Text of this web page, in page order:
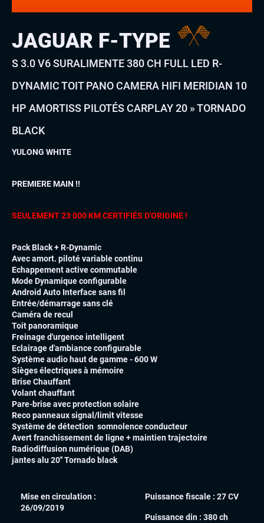
JAGUAR F-TYPE
S 3.0 V6 SURALIMENTE 380 CH FULL LED R-
DYNAMIC TOIT PANO CAMERA HIFI MERIDIAN 10
HP AMORTISS PILOTÉS CARPLAY 20 » TORNADO
BLACK
YULONG WHITE
PREMIERE MAIN !!
SEULEMENT 23 000 KM CERTIFIÉS D'ORIGINE !
Pack Black + R-Dynamic
Avec amort. piloté variable continu
Echappement active commutable
Mode Dynamique configurable
Android Auto Interface sans fil
Entrée/démarrage sans clé
Caméra de recul
Toit panoramique
Freinage d'urgence intelligent
Eclairage d'ambiance configurable
Système audio haut de gamme - 600 W
Sièges électriques à mémoire
Brise Chauffant
Volant chauffant
Pare-brise avec protection solaire
Reco panneaux signal/limit vitesse
Système de détection somnolence conducteur
Avert franchissement de ligne + maintien trajectoire
Radiodiffusion numérique (DAB)
jantes alu 20'' Tornado black
Mise en circulation :
26/09/2019
Puissance fiscale : 27 CV
Puissance din : 380 ch